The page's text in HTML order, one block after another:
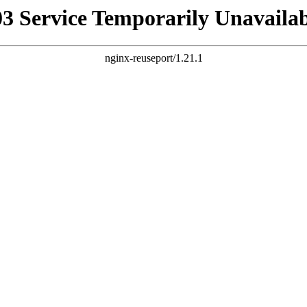
Service Temporarily
nginx-reuseport/1.21.1